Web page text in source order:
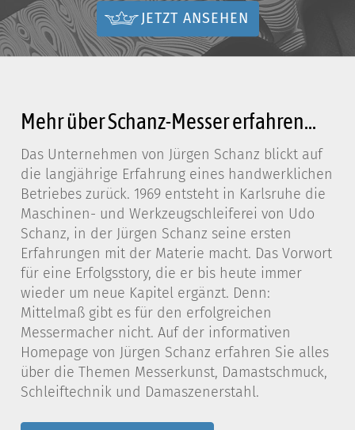
JETZT ANSEHEN
Mehr über Schanz-Messer erfahren...
Das Unternehmen von Jürgen Schanz blickt auf
die langjährige Erfahrung eines handwerklichen
Betriebes zurück. 1969 entsteht in Karlsruhe die
Maschinen- und Werkzeugschleiferei von Udo
Schanz, in der Jürgen Schanz seine ersten
Erfahrungen mit der Materie macht. Das Vorwort
für eine Erfolgsstory, die er bis heute immer
wieder um neue Kapitel ergänzt. Denn:
Mittelmaß gibt es für den erfolgreichen
Messermacher nicht. Auf der informativen
Homepage von Jürgen Schanz erfahren Sie alles
über die Themen Messerkunst, Damastschmuck,
Schleiftechnik und Damaszenerstahl.